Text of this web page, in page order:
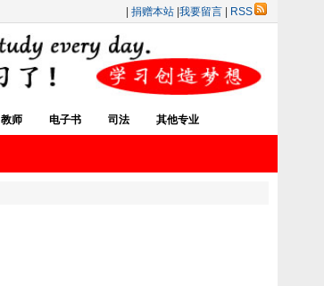
捐赠本站 我要留言 RSS
教师 电子书 司法 其他专业